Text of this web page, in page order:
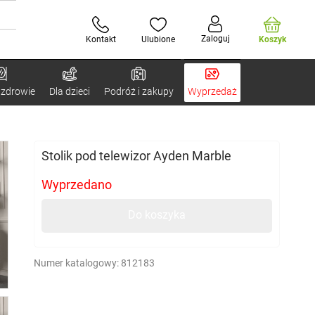
Kontakt Ulubione Zaloguj Koszyk
Dla dzieci Podróż i zakupy Wyprzedaż
Stolik pod telewizor Ayden Marble
Wyprzedano
Numer katalogowy: 812183